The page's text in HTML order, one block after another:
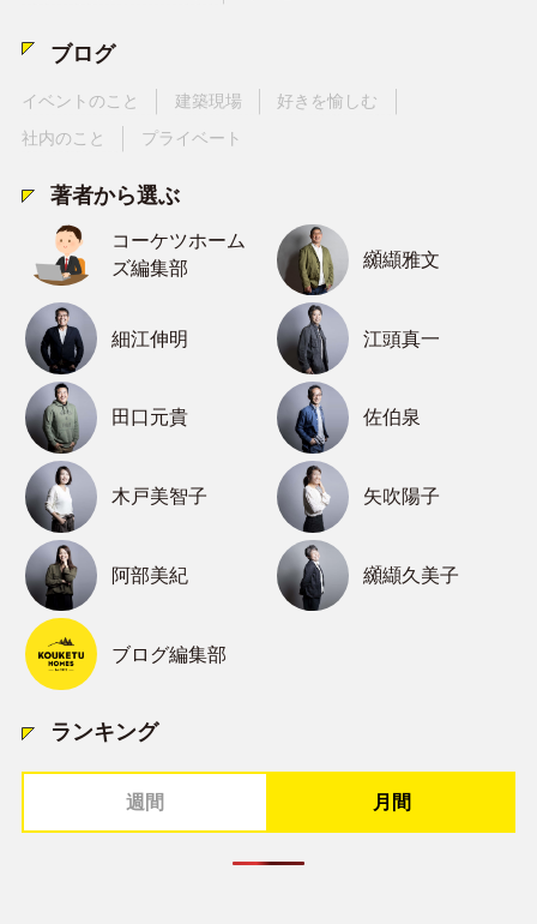
ブログ
イベントのこと 建築現場
好きを愉しむ
社内のこと
プライベート
著者から選ぶ
コーケツホーム
ズ編集部
纐纈雅文
細江伸明 江頭真一
田口元貴 佐伯泉
木戸美智子 矢吹陽子
阿部美紀 纐纈久美子
ブログ編集部
ランキング
週間 月間